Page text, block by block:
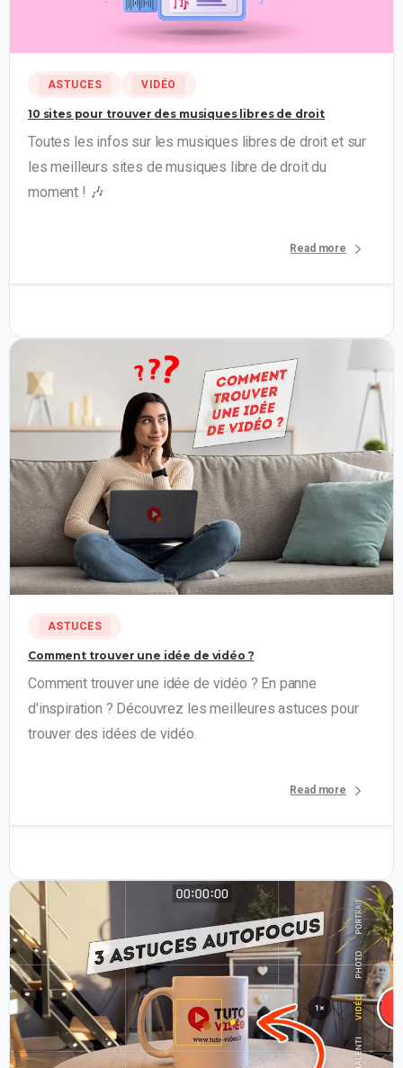
ASTUCES VIDÉO
10 sites pour trouver des musiques libres de droit
Toutes les infos sur les musiques libres de droit et sur
les meilleurs sites de musiques libre de droit du
moment ! 🎶
Read more
7
ASTUCES
Comment trouver une idée de vidéo ?
Comment trouver une idée de vidéo ? En panne
d'inspiration ? Découvrez les meilleures astuces pour
trouver des idées de vidéo.
Read more